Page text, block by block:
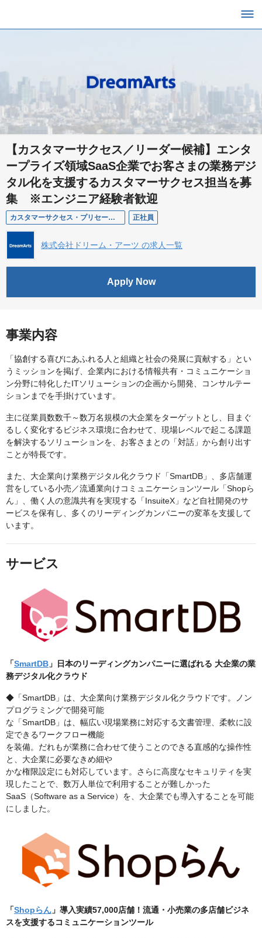
【カスタマーサクセス／リーダー候補】エンタ
ープライズ領域SaaS企業でお客さまの業務デジ
タル化を支援するカスタマーサクセス担当を募
集 ※エンジニア経験者歓迎
カスタマーサクセス・プリセールス（リーダー候補） 正社員
株式会社ドリーム・アーツ の求人一覧
Apply Now
事業内容
「協創する喜びにあふれる人と組織と社会の発展に貢献する」とい
うミッションを掲げ、企業内における情報共有・コミュニケーショ
ン分野に特化したITソリューションの企画から開発、コンサルテー
ションまでを手掛けています。
主に従業員数数千～数万名規模の大企業をターゲットとし、目まぐ
るしく変化するビジネス環境に合わせて、現場レベルで起こる課題
を解決するソリューションを、お客さまとの「対話」から創り出す
ことが特長です。
また、大企業向け業務デジタル化クラウド「SmartDB」、多店舗運
営をしている小売／流通業向けコミュニケーションツール「Shopら
ん」、働く人の意識共有を実現する「InsuiteX」など自社開発のサ
ービスを保有し、多くのリーディングカンパニーの変革を支援して
います。
サービス
「SmartDB 」日本のリーディングカンパニーに選ばれる 大企業の業
務デジタル化クラウド
◆「SmartDB」は、⼤企業向け業務デジタル化クラウドです。ノン
プログラミングで開発可能
な「SmartDB」は、幅広い現場業務に対応する⽂書管理、柔軟に設
定できるワークフロー機能
を装備。だれもが業務に合わせて使うことのできる直感的な操作性
と、⼤企業に必要なきめ細や
かな権限設定にも対応しています。さらに高度なセキュリティを実
現したことで、数万人単位で利用することが難しかった
SaaS（Software as a Service）を、大企業でも導入することを可能
にしました。
「Shopらん 」導入実績57,000店舗！流通・小売業の多店舗ビジネ
スを支援するコミュニケーションツール